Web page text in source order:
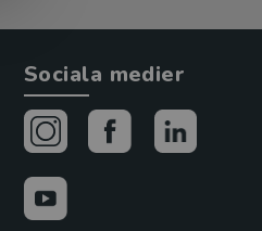
Sociala medier